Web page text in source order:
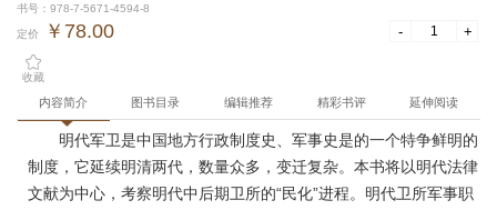
书号：978-7-5671-4594-8
定价 ￥78.00 - +
收藏
内容简介 图书目录 编辑推荐 精彩书评 延伸阅读
明代军卫是中国地方行政制度史、军事史是的一个特争鲜明的
制度，它延续明清两代，数量众多，变迁复杂。本书将以明代法律
文献为中心，考察明代中后期卫所的“民化”进程。明代卫所军事职